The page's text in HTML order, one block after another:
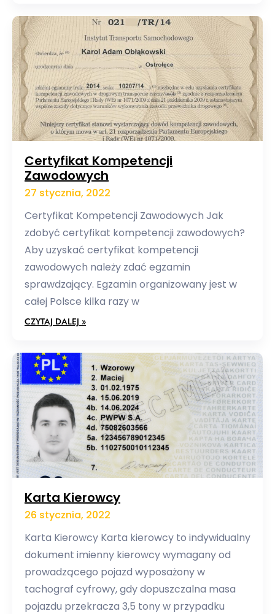
Certyfikat Kompetencji
Zawodowych
27 stycznia, 2022
Certyfikat Kompetencji Zawodowych Jak
zdobyć certyfikat kompetencji zawodowych?
Aby uzyskać certyfikat kompetencji
zawodowych należy zdać egzamin
sprawdzający. Egzamin organizowany jest w
całej Polsce kilka razy w
CZYTAJ DALEJ »
Karta Kierowcy
26 stycznia, 2022
Karta Kierowcy Karta kierowcy to indywidualny
dokument imienny kierowcy wymagany od
prowadzącego pojazd wyposażony w
tachograf cyfrowy, gdy dopuszczalna masa
pojazdu przekracza 3,5 tony w przypadku